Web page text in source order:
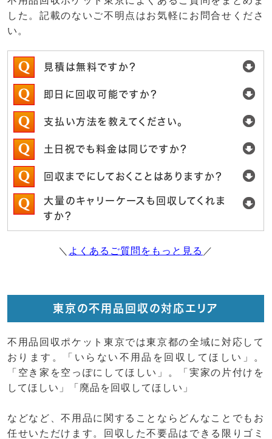
した。記載のないご不明点はお気軽にお問合せくださ
い。
見積は無料ですか？
即日に回収可能ですか？
支払い方法を教えてください。
土日祝でも料金は同じですか？
回収までにしておくことはありますか？
大量のキャリーケースも回収してくれま
すか？
＼ よくあるご質問をもっと見る ／
東京の不用品回収の対応エリア
不用品回収ポケット東京では東京都の全域に対応して
おります。「いらない不用品を回収してほしい」。
「空き家を空っぽにしてほしい」。「実家の片付けを
してほしい」「廃品を回収してほしい」
などなど、不用品に関することならどんなことでもお
任せいただけます。回収した不要品はできる限りゴミ